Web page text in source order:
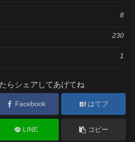
8
230
1
らシェアしてあげてね
Facebook はてブ
LINE コピー